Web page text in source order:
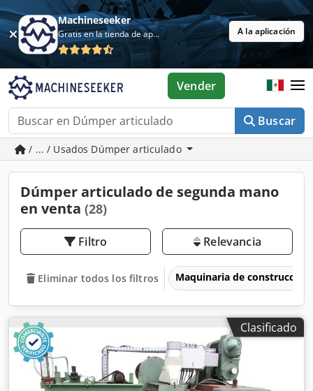
Machineseeker
Gratis en la tienda de aplicaciones A la aplicación
Buscar
Vender
/ ... / Usados Dúmper articulado
Dúmper articulado de segunda mano
en venta (28)
Filtro Relevancia
Eliminar todos los filtros Maquinaria de construcción
Clasificado